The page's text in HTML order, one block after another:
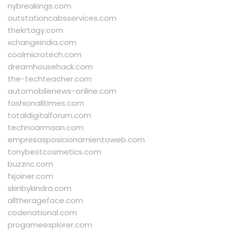
nybreakings.com
outstationcabsservices.com
thekrtagy.com
xchangeindia.com
coolmicrotech.com
dreamhousehack.com
the-techteacher.com
automobilenews-online.com
fashionalltimes.com
totaldigitalforum.com
technoarmaan.com
empresasposicionamientoweb.com
tonybestcosmetics.com
buzznc.com
fxjoiner.com
skinbykindra.com
alltherageface.com
codenational.com
progameexplorer.com